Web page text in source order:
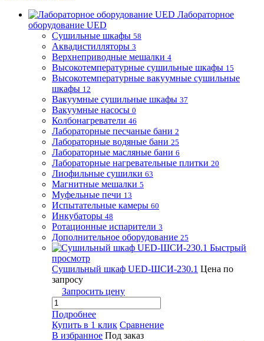
Лабораторное
оборудование UED
Сушильные шкафы 58
Аквадистилляторы 3
Верхнеприводные мешалки 4
Высокотемпературные сушильные шкафы 15
Высокотемпературные вакуумные сушильные
шкафы 12
Вакуумные сушильные шкафы 37
Вакуумные насосы 0
Колбонагреватели 46
Лабораторные песчаные бани 2
Лабораторные водяные бани 25
Лабораторные масляные бани 6
Лабораторные нагревательные плитки 20
Лиофильные сушилки 63
Магнитные мешалки 5
Муфельные печи 13
Испытательные камеры 60
Инкубаторы 48
Ротационные испарители 3
Дополнительное оборудование 25
Быстрый
просмотр
Сушильный шкаф UED-ШСИ-230.1 Цена по
запросу
Запросить цену
Подробнее
Купить в 1 клик Сравнение
В избранное Под заказ